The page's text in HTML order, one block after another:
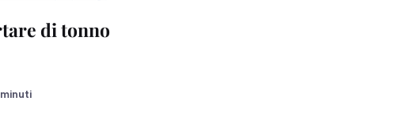
di tonno